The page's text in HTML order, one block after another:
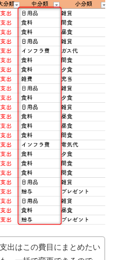
出はこの費目にまとめたい